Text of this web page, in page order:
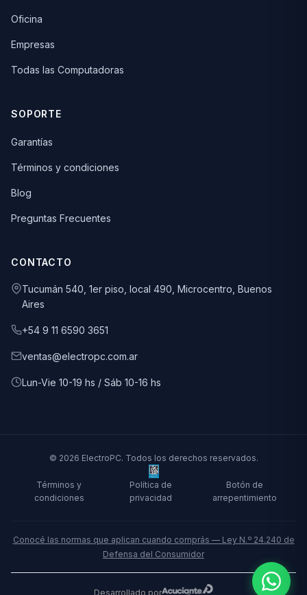
Oficina
Empresas
Todas las Computadoras
SOPORTE
Garantías
Términos y condiciones
Blog
Preguntas Frecuentes
CONTACTO
Tucumán 540, 1er piso, local 490, Microcentro, Buenos
Aires
+54 9 11 6590 3651
ventas@electropc.com.ar
Lun-Vie 10-19 hs / Sáb 10-16 hs
© 2026 ElectroPC. Todos los derechos reservados.
Términos y
condiciones
Política de
privacidad
Botón de
arrepentimiento
Conocé las normas que aplican cuando comprás — Ley N.º 24.240 de
Defensa del Consumidor
Desarrollado por